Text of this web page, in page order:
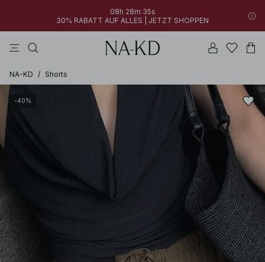
08h 28m 35s
30% RABATT AUF ALLES | JETZT SHOPPEN
NA-KD / Shorts
-40%